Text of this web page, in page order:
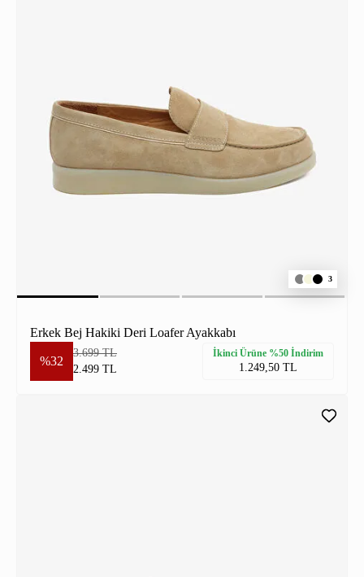
3
Erkek Bej Hakiki Deri Loafer Ayakkabı
%32
3.699 TL
2.499 TL
İkinci Ürüne %50 İndirim
1.249,50 TL